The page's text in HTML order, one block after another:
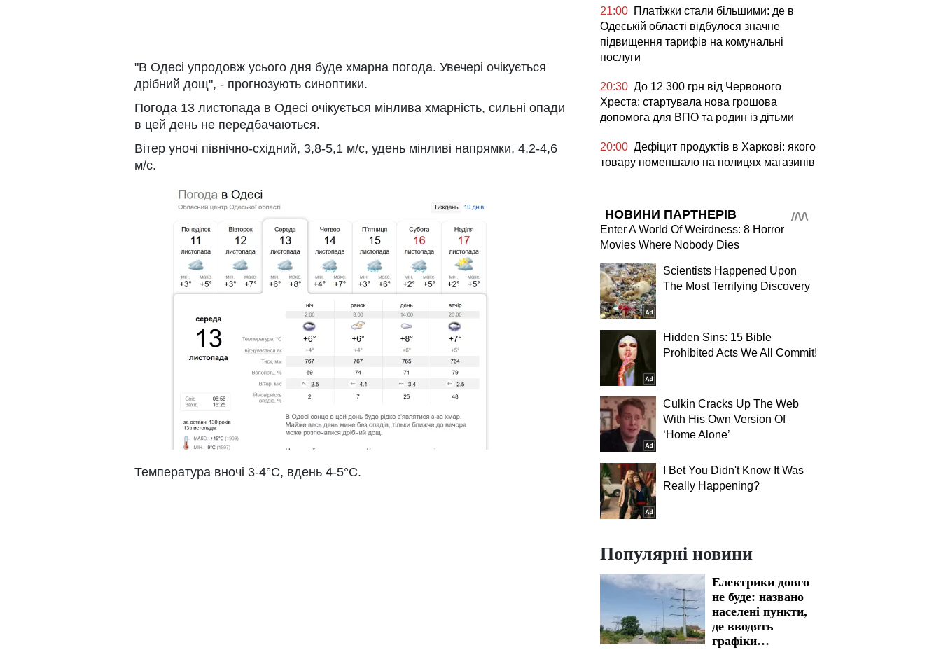
"В Одесі упродовж усього дня буде хмарна погода. Увечері очікується
дрібний дощ", - прогнозують синоптики.
Погода 13 листопада в Одесі очікується мінлива хмарність, сильні опади
в цей день не передбачаються.
Вітер уночі північно-східний, 3,8-5,1 м/с, удень мінливі напрямки, 4,2-4,6
м/с.
Температура вночі 3-4°С, вдень 4-5°С.
21:00 Платіжки стали більшими: де в
Одеській області відбулося значне
підвищення тарифів на комунальні
послуги
20:30 До 12 300 грн від Червоного
Хреста: стартувала нова грошова
допомога для ВПО та родин із дітьми
20:00 Дефіцит продуктів в Харкові: якого
товару поменшало на полицях магазинів
НОВИНИ ПАРТНЕРІВ
Enter A World Of Weirdness: 8 Horror
Movies Where Nobody Dies
Scientists Happened Upon
The Most Terrifying Discovery
Hidden Sins: 15 Bible
Prohibited Acts We All Commit!
Culkin Cracks Up The Web
With His Own Version Of
‘Home Alone’
I Bet You Didn't Know It Was
Really Happening?
Популярні новини
Електрики довго
не буде: названо
населені пункти,
де вводять
графіки